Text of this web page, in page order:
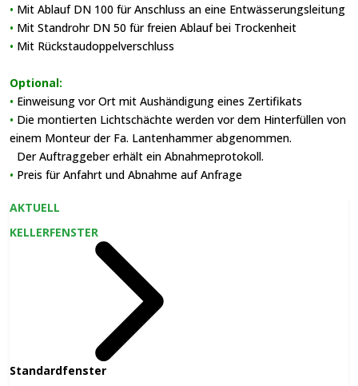
• Mit Ablauf DN 100 für Anschluss an eine Entwässerungsleitung
• Mit Standrohr DN 50 für freien Ablauf bei Trockenheit
• Mit Rückstaudoppelverschluss
Optional:
• Einweisung vor Ort mit Aushändigung eines Zertifikats
• Die montierten Lichtschächte werden vor dem Hinterfüllen von
einem Monteur der Fa. Lantenhammer abgenommen.
Der Auftraggeber erhält ein Abnahmeprotokoll.
• Preis für Anfahrt und Abnahme auf Anfrage
AKTUELL
KELLERFENSTER
Standardfenster